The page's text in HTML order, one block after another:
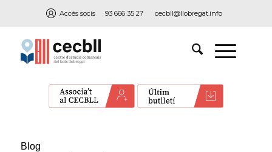
Accés socis 93 666 35 27 cecbll@llobregat.info
Blog